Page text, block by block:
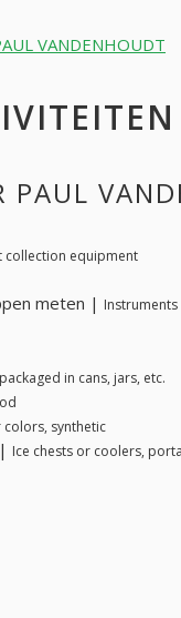
VANDENHOUDT
PAUL
collection equipment
meten |
in cans, jars, etc.
synthetic
Ice chests or coolers,